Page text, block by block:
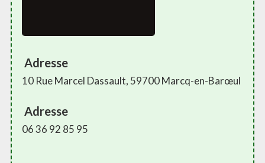
Adresse
10 Rue Marcel Dassault, 59700 Marcq-en-Barœul
Adresse
06 36 92 85 95